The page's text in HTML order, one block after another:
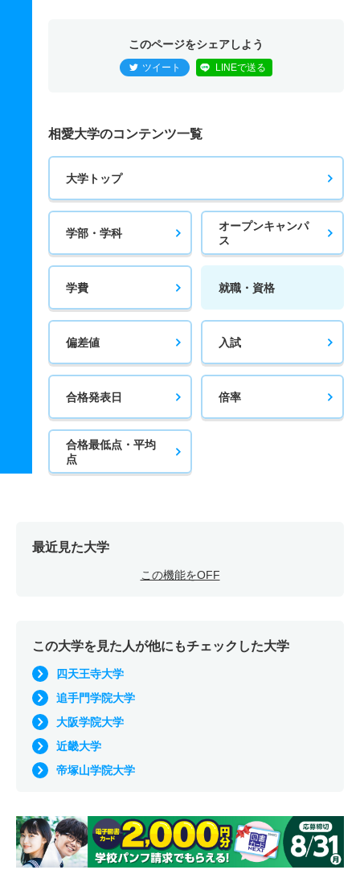
このページをシェアしよう
ツイート LINEで送る
相愛大学のコンテンツ一覧
大学トップ
学部・学科
オープンキャンパ
ス
学費 就職・資格
偏差値 入試
合格発表日 倍率
合格最低点・平均
点
最近見た大学
この機能をOFF
この大学を見た人が他にもチェックした大学
四天王寺大学
追手門学院大学
大阪学院大学
近畿大学
帝塚山学院大学